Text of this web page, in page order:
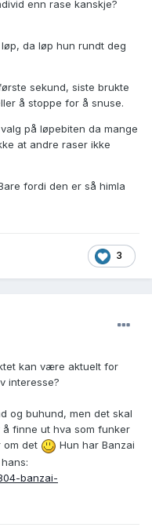
enn rase kanskje?
da løp hun rundt deg
sekund, siste brukte
å stoppe for å snuse.
på løpebiten da mange
at andre raser ikke
fordi den er så himla
3
kan være aktuelt for
interesse?
og buhund, men det skal
finne ut hva som funker
om det
Hun har Banzai
banzai-